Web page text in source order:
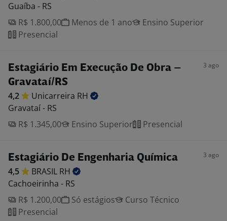
Guaíba - RS
R$ 1.800,00
Menos de 1 ano
Ensino Superior
Presencial
Estagiário Em Execução De Obra –
Gravataí/RS
3 ago
4,2 Unicarreira RH
Gravataí - RS
R$ 1.345,00
Ensino Superior Presencial
Estagiário De Engenharia Química 3 ago
4,5 BRASIL RH
Cachoeirinha - RS
R$ 1.200,00
Só estágios
Curso Técnico
Presencial